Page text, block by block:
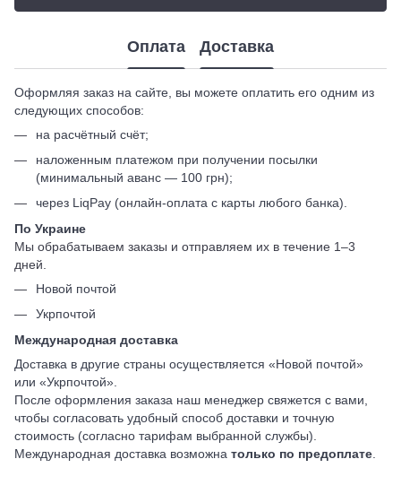
Оплата Доставка
Оформляя заказ на сайте, вы можете оплатить его одним из
следующих способов:
на расчётный счёт;
наложенным платежом при получении посылки
(минимальный аванс — 100 грн);
через LiqPay (онлайн-оплата с карты любого банка).
По Украине
Мы обрабатываем заказы и отправляем их в течение 1–3
дней.
Новой почтой
Укрпочтой
Международная доставка
Доставка в другие страны осуществляется «Новой почтой»
или «Укрпочтой».
После оформления заказа наш менеджер свяжется с вами,
чтобы согласовать удобный способ доставки и точную
стоимость (согласно тарифам выбранной службы).
Международная доставка возможна только по предоплате